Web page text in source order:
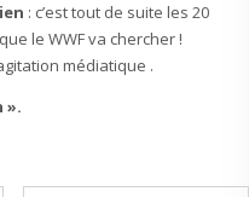
: c’est tout de suite les 20
le WWF va chercher !
médiatique .
».